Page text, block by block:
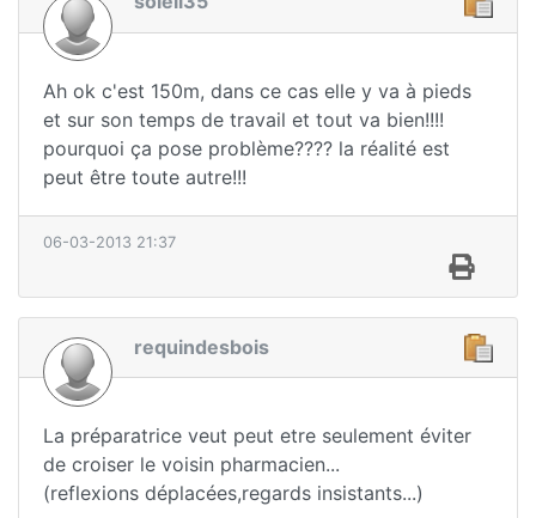
Ah ok c'est 150m, dans ce cas elle y va à pieds
et sur son temps de travail et tout va bien!!!!
pourquoi ça pose problème???? la réalité est
peut être toute autre!!!
06-03-2013 21:37
requindesbois
La préparatrice veut peut etre seulement éviter
de croiser le voisin pharmacien...
(reflexions déplacées,regards insistants...)